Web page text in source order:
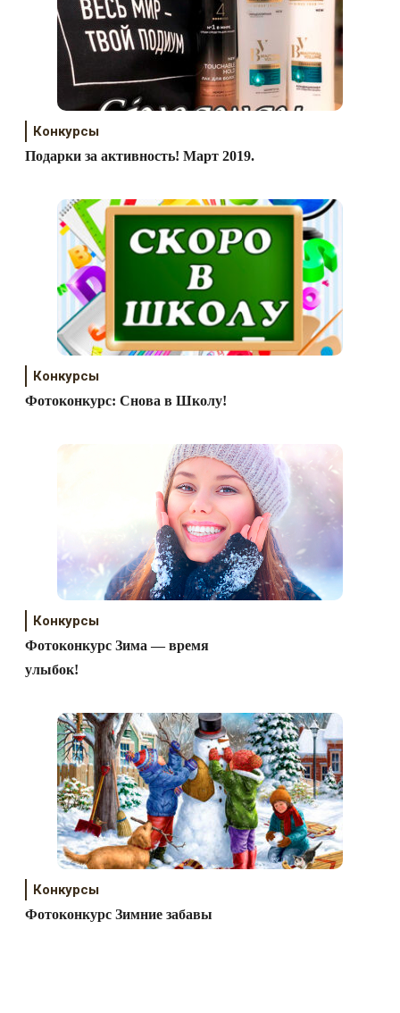
Конкурсы
Подарки за активность! Март 2019.
Конкурсы
Фотоконкурс: Снова в Школу!
Конкурсы
Фотоконкурс Зима — время
улыбок!
Конкурсы
Фотоконкурс Зимние забавы